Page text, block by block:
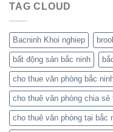
TAG CLOUD
Bacninh Khoi nghiep
bất động sản bắc ninh
cho thue văn phòng bắc
cho thuê văn phòng chia sẻ
cho thuê văn phòng tại bắc